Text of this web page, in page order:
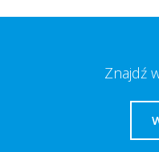
Znajdź